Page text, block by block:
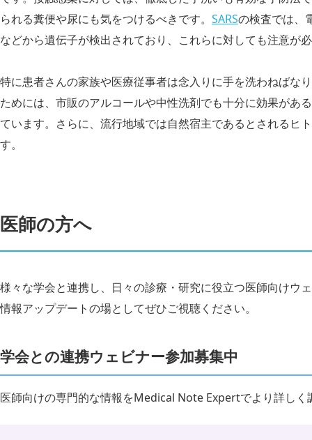
られる糞便や尿にも気をつけるべきです。 SARSの検査では、
などから遺伝子が検出されており、これらに対しても注意が
特に患者さんの家族や医療従事者は念入りに手を洗わねばな
ためには、市販のアルコールや中性洗剤でも十分に効果があ
ています。さらに、流行地域では自然宿主であるとされるヒ
す。
医師の方へ
様々な学会と連携し、日々の診療・研究に役立つ医師向けウ
情報アップデートの場としてぜひご視聴ください。
学会との連携ウェビナー参加募集中
医師向けの専門的な情報をMedical Note Expertでより詳しく